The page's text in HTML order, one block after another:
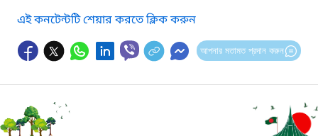
এই কনটেন্টটি শেয়ার করতে ক্লিক করুন
আপনার মতামত প্রদান করুন